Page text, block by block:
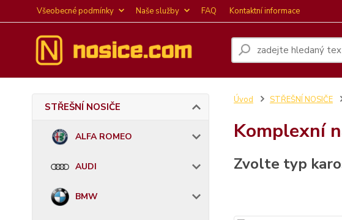
Všeobecné podmínky Naše služby FAQ Kontaktní informace
STŘEŠNÍ NOSIČE
ALFA ROMEO
AUDI
BMW
Úvod STŘEŠNÍ NOSIČE
Komplexní
Zvolte typ